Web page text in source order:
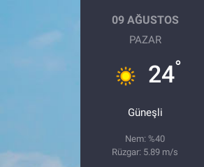
09 AĞUSTOS
PAZAR
24°
Güneşli
Nem: %40
Rüzgar: 5.89 m/s